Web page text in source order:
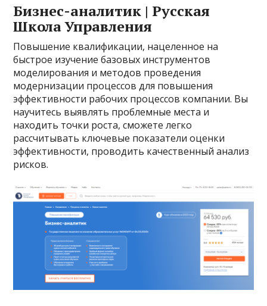
Бизнес-аналитик | Русская
Школа Управления
Повышение квалификации, нацеленное на
быстрое изучение базовых инструментов
моделирования и методов проведения
модернизации процессов для повышения
эффективности рабочих процессов компании. Вы
научитесь выявлять проблемные места и
находить точки роста, сможете легко
рассчитывать ключевые показатели оценки
эффективности, проводить качественный анализ
рисков.